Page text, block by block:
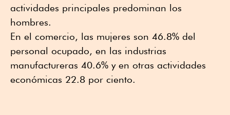
actividades principales predominan los
hombres.
En el comercio, las mujeres son 46.8% del
personal ocupado, en las industrias
manufactureras 40.6% y en otras actividades
económicas 22.8 por ciento.